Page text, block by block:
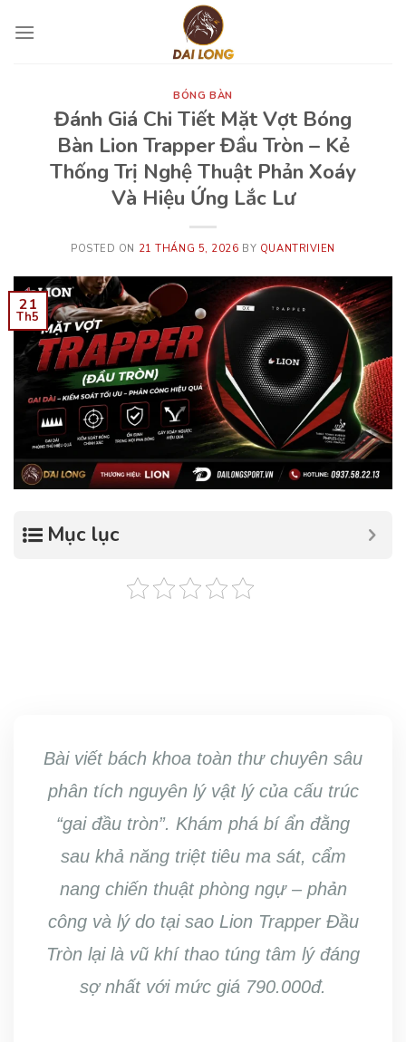
BÓNG BÀN
Đánh Giá Chi Tiết Mặt Vợt Bóng
Bàn Lion Trapper Đầu Tròn – Kẻ
Thống Trị Nghệ Thuật Phản Xoáy
Và Hiệu Ứng Lắc Lư
POSTED ON 21 THÁNG 5, 2026 BY QUANTRIVIEN
21
Th5
Mục lục
Bài viết bách khoa toàn thư chuyên sâu
phân tích nguyên lý vật lý của cấu trúc
“gai đầu tròn”. Khám phá bí ẩn đằng
sau khả năng triệt tiêu ma sát, cẩm
nang chiến thuật phòng ngự – phản
công và lý do tại sao Lion Trapper Đầu
Tròn lại là vũ khí thao túng tâm lý đáng
sợ nhất với mức giá 790.000đ.